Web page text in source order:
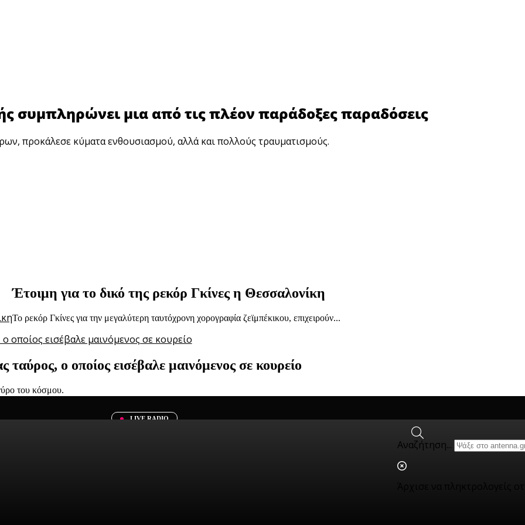
LIVE RADIO
Αναζήτηση...
συμπληρώνει μια από τις πλέον παράδοξες παραδόσεις
προκάλεσε κύματα ενθουσιασμού, αλλά και πολλούς τραυματισμούς.
Έτοιμη για το δικό της ρεκόρ Γκίνες η Θεσσαλονίκη
Το ρεκόρ Γκίνες για την μεγαλύτερη ταυτόχρονη χορογραφία ζεϊμπέκικου, επιχειρούν...
ταύρος, ο οποίος εισέβαλε μαινόμενος σε κουρείο
του κόσμου.